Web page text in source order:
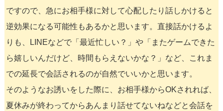
ですので、急にお相手様に対して心配したり話しかけると
逆効果になる可能性もあるかと思います。直接話かけるよ
りも、LINEなどで「最近忙しい？」や「またゲームできた
ら嬉しいんだけど、時間もらえないかな？」など、これま
での延長で会話されるのが自然でいいかと思います。
そのようなお誘いをした際に、お相手様からOKされれば、
夏休みが終わってからあんまり話せてないねなどと会話を